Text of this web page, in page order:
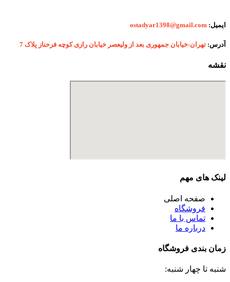
ایمیل: ostadyar1398@gmail.com
آدرس: تهران-خیابان جمهوری بعد از ولیعصر خیابان رازی کوچه فرحناز پلاک 7
نقشه
لینک های مهم
صفحه اصلی
فروشگاه
تماس با ما
درباره ما
زمان بندی فروشگاه
شنبه تا چهار شنبه: